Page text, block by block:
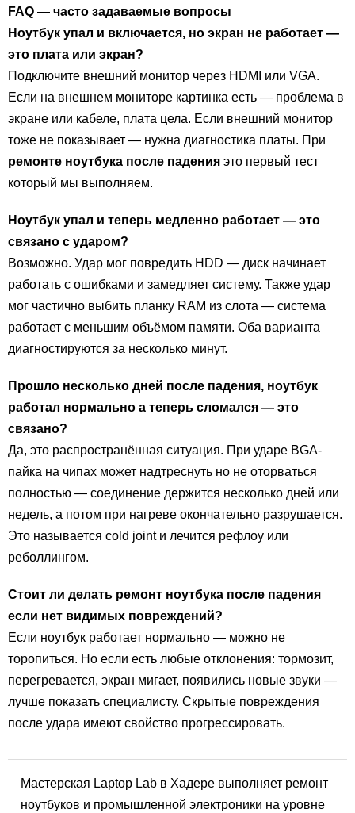
FAQ — часто задаваемые вопросы
Ноутбук упал и включается, но экран не работает —
это плата или экран?
Подключите внешний монитор через HDMI или VGA.
Если на внешнем мониторе картинка есть — проблема в
экране или кабеле, плата цела. Если внешний монитор
тоже не показывает — нужна диагностика платы. При
ремонте ноутбука после падения это первый тест
который мы выполняем.
Ноутбук упал и теперь медленно работает — это
связано с ударом?
Возможно. Удар мог повредить HDD — диск начинает
работать с ошибками и замедляет систему. Также удар
мог частично выбить планку RAM из слота — система
работает с меньшим объёмом памяти. Оба варианта
диагностируются за несколько минут.
Прошло несколько дней после падения, ноутбук
работал нормально а теперь сломался — это
связано?
Да, это распространённая ситуация. При ударе BGA-
пайка на чипах может надтреснуть но не оторваться
полностью — соединение держится несколько дней или
недель, а потом при нагреве окончательно разрушается.
Это называется cold joint и лечится рефлоу или
реболлингом.
Стоит ли делать ремонт ноутбука после падения
если нет видимых повреждений?
Если ноутбук работает нормально — можно не
торопиться. Но если есть любые отклонения: тормозит,
перегревается, экран мигает, появились новые звуки —
лучше показать специалисту. Скрытые повреждения
после удара имеют свойство прогрессировать.
Мастерская Laptop Lab в Хадере выполняет ремонт
ноутбуков и промышленной электроники на уровне